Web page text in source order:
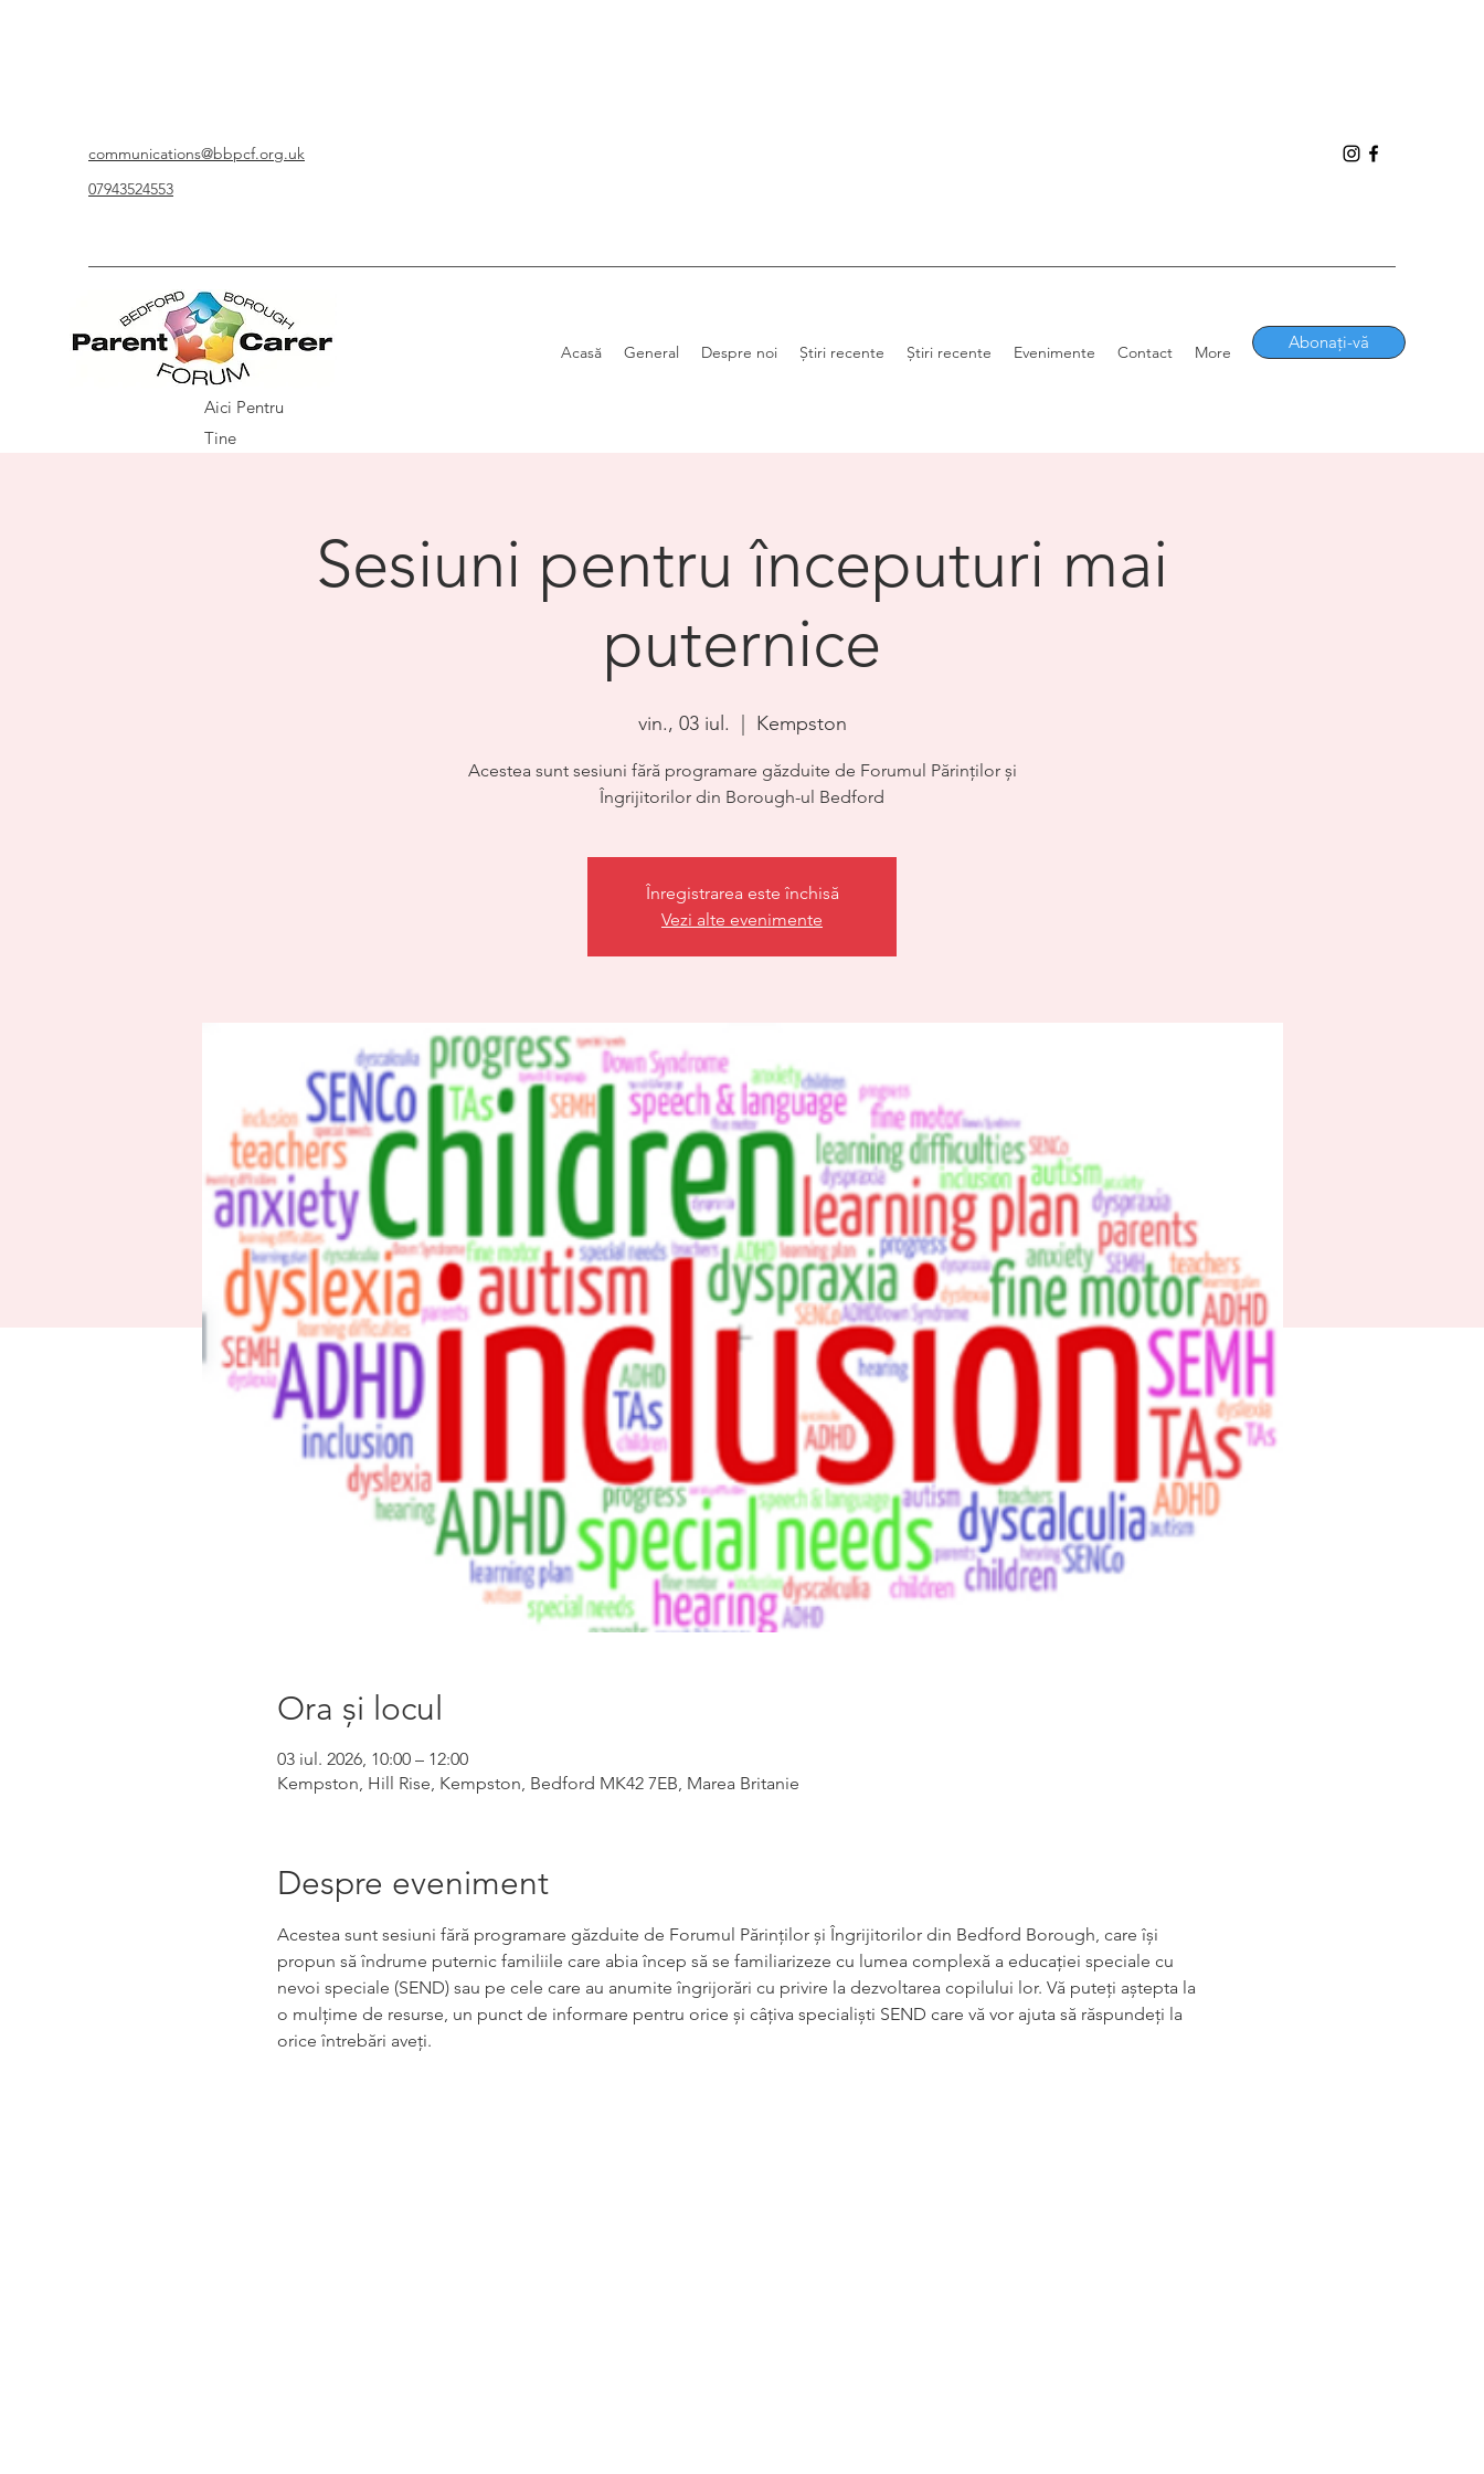
communications@bbpcf.org.uk
07943524553
Acasă General Despre noi Știri recente Știri recente Evenimente Contact More Abonați-vă
Aici Pentru
Tine
Sesiuni pentru începuturi mai
puternice
vin., 03 iul. Kempston
Acestea sunt sesiuni fără programare găzduite de Forumul Părinților și
Îngrijitorilor din Borough-ul Bedford
Înregistrarea este închisă
Vezi alte evenimente
Ora și locul
03 iul. 2026, 10:00 – 12:00
Kempston, Hill Rise, Kempston, Bedford MK42 7EB, Marea Britanie
Despre eveniment
Acestea sunt sesiuni fără programare găzduite de Forumul Părinților și Îngrijitorilor din Bedford Borough, care își
propun să îndrume puternic familiile care abia încep să se familiarizeze cu lumea complexă a educației speciale cu
nevoi speciale (SEND) sau pe cele care au anumite îngrijorări cu privire la dezvoltarea copilului lor. Vă puteți aștepta la
o mulțime de resurse, un punct de informare pentru orice și câțiva specialiști SEND care vă vor ajuta să răspundeți la
orice întrebări aveți.